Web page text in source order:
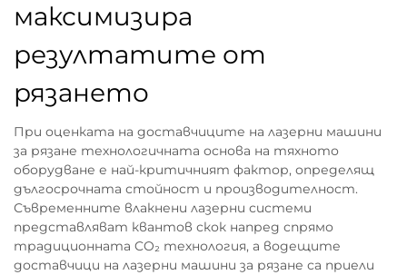
максимизира
резултатите от
рязането
При оценката на доставчиците на лазерни машини
за рязане технологичната основа на тяхното
оборудване е най-критичният фактор, определящ
дългосрочната стойност и производителност.
Съвременните влакнени лазерни системи
представляват квантов скок напред спрямо
традиционната CO₂ технология, а водещите
доставчици на лазерни машини за рязане са приели